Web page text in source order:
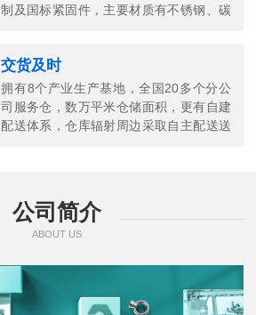
制及国标紧固件，主要材质有不锈钢、碳
交货及时
拥有8个产业生产基地，全国20多个分公
司服务仓，数万平米仓储面积，更有自建
配送体系，仓库辐射周边采取自主配送送
公司简介
ABOUT US